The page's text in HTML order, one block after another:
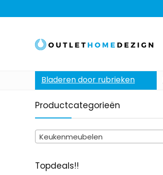
Bladeren door rubrieken
Productcategorieën
Keukenmeubelen
Topdeals!!